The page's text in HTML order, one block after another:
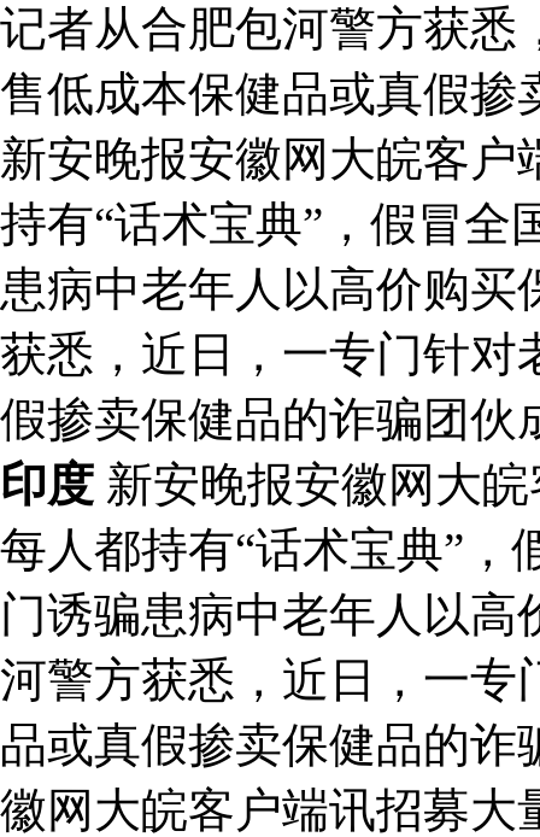
记者从合肥包河警方获悉
售低成本保健品或真假掺
新安晚报安徽网大皖客
持有“话术宝典”，假冒全
患病中老年人以高价购
获悉，近日，一专门针对
假掺卖保健品的诈骗团
印度 新安晚报安徽网大
每人都持有“话术宝典”，
门诱骗患病中老年人以
河警方获悉，近日，一专
品或真假掺卖保健品的
徽网大皖客户端讯招募大